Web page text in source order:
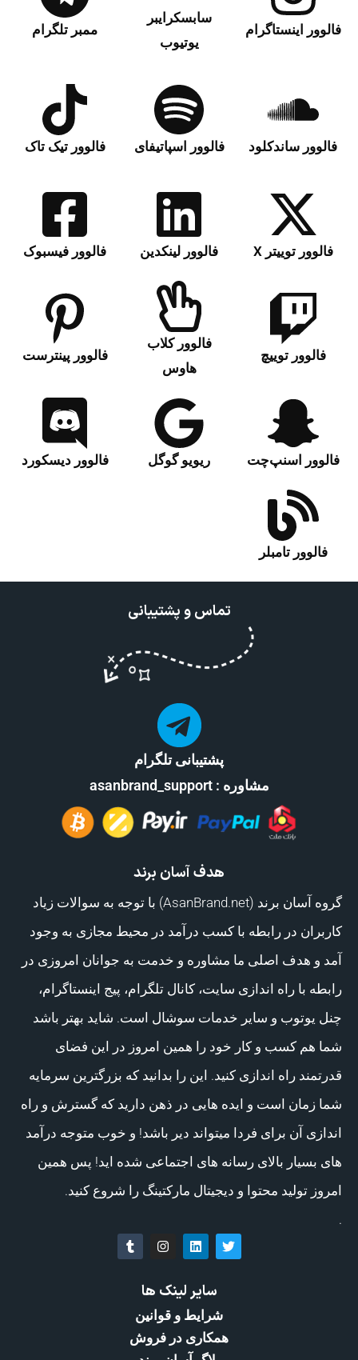
فالوور اینستاگرام
سابسکرایبر
یوتیوب
ممبر تلگرام
فالوور ساندکلود فالوور اسپاتیفای فالوور تیک تاک
فالوور توییتر X فالوور لینکدین فالوور فیسبوک
فالوور توییچ
فالوور کلاب
هاوس
فالوور پینترست
فالوور اسنپ‌چت‌ ریویو گوگل فالوور دیسکورد
فالوور تامبلر
تماس و پشتیبانی
پشتیبانی تلگرام
مشاوره : asanbrand_support
هدف آسان برند
گروه آسان برند (AsanBrand.net) با توجه به سوالات زیاد
کاربران در رابطه با کسب درآمد در محیط مجازی به وجود
آمد و هدف اصلی ما مشاوره و خدمت به جوانان امروزی در
رابطه با راه اندازی سایت، کانال تلگرام، پیج اینستاگرام،
چنل یوتوب و سایر خدمات سوشال است. شاید بهتر باشد
شما هم کسب و کار خود را همین امروز در این فضای
قدرتمند راه اندازی کنید. این را بدانید که بزرگترین سرمایه
شما زمان است و ایده هایی در ذهن دارید که گسترش و راه
اندازی آن برای فردا میتواند دیر باشد! و خوب متوجه درآمد
های بسیار بالای رسانه های اجتماعی شده اید! پس همین
امروز تولید محتوا و دیجیتال مارکتینگ را شروع کنید.
.
سایر لینک ها
شرایط و قوانین
همکاری در فروش